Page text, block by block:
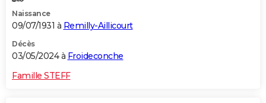
Naissance
09/07/1931 à Remilly-Aillicourt
Décès
03/05/2024 à Froideconche
Famille STEFF